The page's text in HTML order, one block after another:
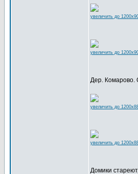
увеличить до
увеличить до
Дер. Комарово.
увеличить до
увеличить до
Домики